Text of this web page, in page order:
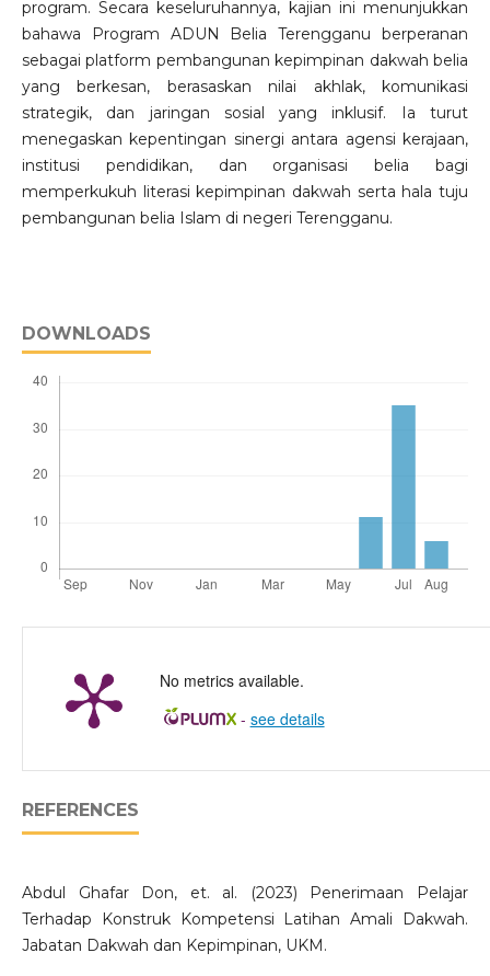
program. Secara keseluruhannya, kajian ini menunjukkan
bahawa Program ADUN Belia Terengganu berperanan
sebagai platform pembangunan kepimpinan dakwah belia
yang berkesan, berasaskan nilai akhlak, komunikasi
strategik, dan jaringan sosial yang inklusif. Ia turut
menegaskan kepentingan sinergi antara agensi kerajaan,
institusi pendidikan, dan organisasi belia bagi
memperkukuh literasi kepimpinan dakwah serta hala tuju
pembangunan belia Islam di negeri Terengganu.
DOWNLOADS
No metrics available.
- see details
REFERENCES
Abdul Ghafar Don, et. al. (2023) Penerimaan Pelajar
Terhadap Konstruk Kompetensi Latihan Amali Dakwah.
Jabatan Dakwah dan Kepimpinan, UKM.